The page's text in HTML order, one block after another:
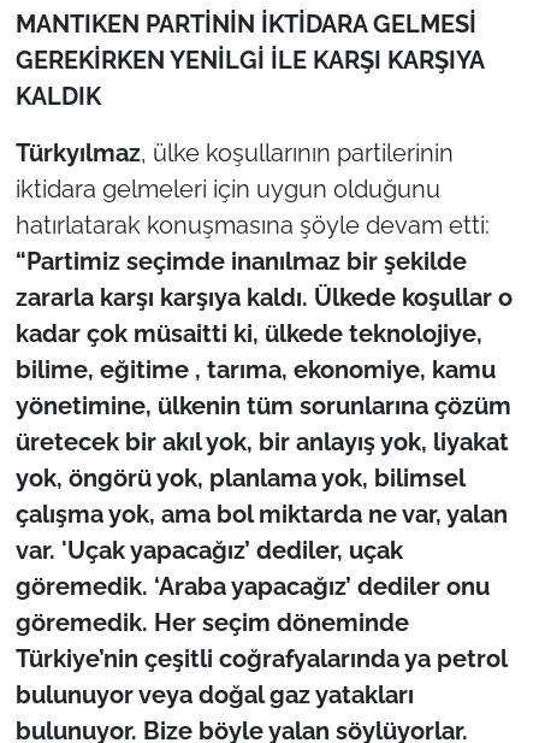
MANTIKEN PARTİNİN İKTİDARA GELMESİ
GEREKİRKEN YENİLGİ İLE KARŞI KARŞIYA
KALDIK
Türkyılmaz, ülke koşullarının partilerinin
iktidara gelmeleri için uygun olduğunu
hatırlatarak konuşmasına şöyle devam etti:
“Partimiz seçimde inanılmaz bir şekilde
zararla karşı karşıya kaldı. Ülkede koşullar o
kadar çok müsaitti ki, ülkede teknolojiye,
bilime, eğitime , tarıma, ekonomiye, kamu
yönetimine, ülkenin tüm sorunlarına çözüm
üretecek bir akıl yok, bir anlayış yok, liyakat
yok, öngörü yok, planlama yok, bilimsel
çalışma yok, ama bol miktarda ne var, yalan
var. 'Uçak yapacağız’ dediler, uçak
göremedik. ‘Araba yapacağız’ dediler onu
göremedik. Her seçim döneminde
Türkiye’nin çeşitli coğrafyalarında ya petrol
bulunuyor veya doğal gaz yatakları
bulunuyor. Bize böyle yalan söylüyorlar.